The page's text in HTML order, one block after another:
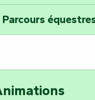
Se la couler
barque dans le
Parcours
en